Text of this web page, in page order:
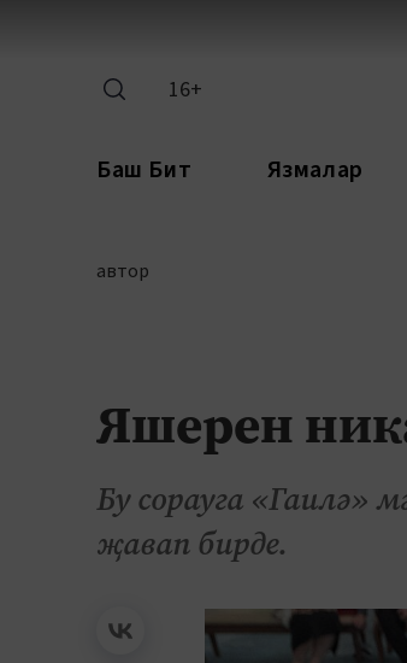
16+
Баш Бит Язмалар
автор
Яшерен
Бу сорауга
җавап бирде.